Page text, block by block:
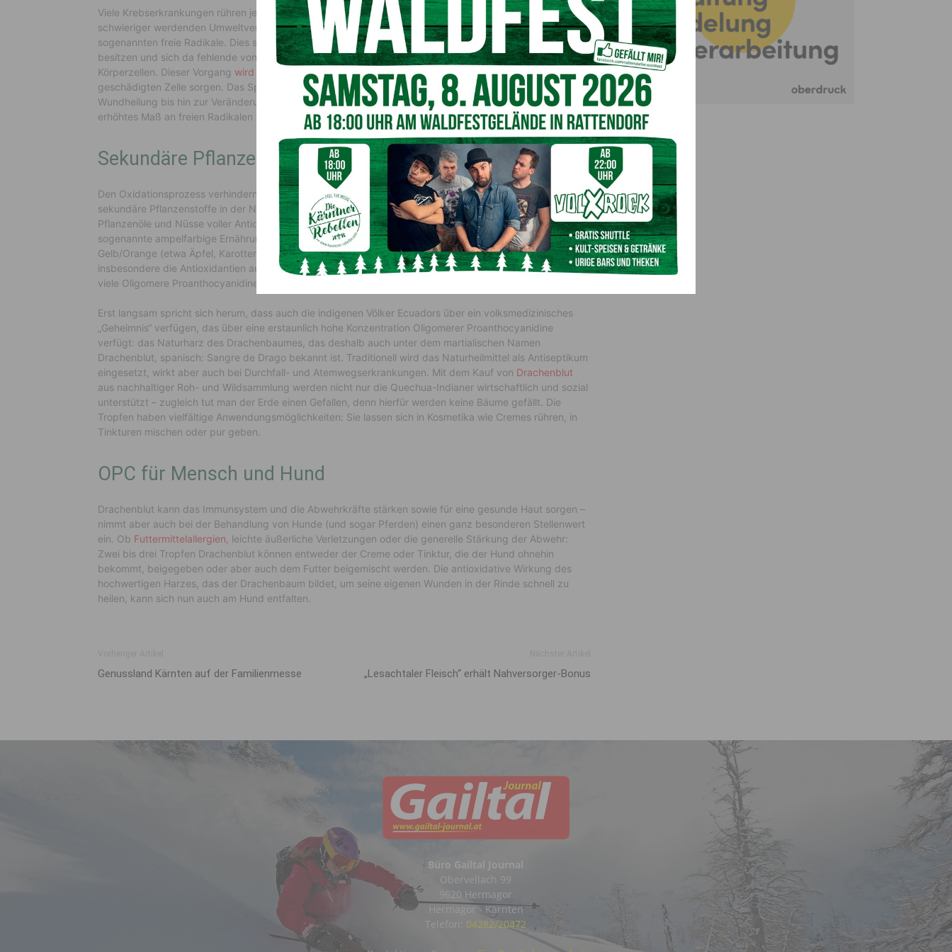
Viele Krebserkrankungen rühren jedoch nicht (nur) vom Lebensstil her, sondern auch von immer
schwieriger werdenden Umweltverhältnissen. Gefürchtet sind in diesem Zusammenhang vor allem die
sogenannten freie Radikale. Dies sind reaktionsfreudige Moleküle, die nur ein ungepaartes Elektron
besitzen und sich da fehlende von einem potenziellen Reaktionspartner „stehlen“ – leider vor allem von
Körperzellen. Dieser Vorgang wird als Oxidation bezeichnetund kann für eine Degeneration der so
geschädigten Zelle sorgen. Das Spektrum reicht von vorzeitiger Hautalterung über verlangsamte
Wundheilung bis hin zur Veränderung des Erbguts der Zelle. Kein Wunder, dass viele Krebszellen ein
erhöhtes Maß an freien Radikalen aufweisen.
Sekundäre Pflanzenstoffe als potentes Antioxidans
Den Oxidationsprozess verhindern können sogenannte Antioxidantien. Diese Stoffe finden sich als
sekundäre Pflanzenstoffe in der Natur. So beispielsweise stecken Obst, Gemüse, Hülsenfrüchte,
Pflanzenöle und Nüsse voller Antioxidantien. Beim Menschen gilt schon lange die Empfehlung, auf eine
sogenannte ampelfarbige Ernährung zu achten. Also täglich Grün (etwa Spinat, Trauben), gepaart mit
Gelb/Orange (etwa Äpfel, Karotten) und Rot (Tomaten, Beeren) zu sich zu nehmen. Dabei haben sich
insbesondere die Antioxidantien aus Trauben hervorgetan. In diesen stecken nämlich überdurchschnittlich
viele Oligomere Proanthocyanidine, kurz OPC. Diese hat auch die Kosmetikindustrie für sich entdeckt.
Erst langsam spricht sich herum, dass auch die indigenen Völker Ecuadors über ein volksmedizinisches
„Geheimnis“ verfügen, das über eine erstaunlich hohe Konzentration Oligomerer Proanthocyanidine
verfügt: das Naturharz des Drachenbaumes, das deshalb auch unter dem martialischen Namen
Drachenblut, spanisch: Sangre de Drago bekannt ist. Traditionell wird das Naturheilmittel als Antiseptikum
eingesetzt, wirkt aber auch bei Durchfall- und Atemwegserkrankungen. Mit dem Kauf von Drachenblut
aus nachhaltiger Roh- und Wildsammlung werden nicht nur die Quechua-Indianer wirtschaftlich und sozial
unterstützt – zugleich tut man der Erde einen Gefallen, denn hierfür werden keine Bäume gefällt. Die
Tropfen haben vielfältige Anwendungsmöglichkeiten: Sie lassen sich in Kosmetika wie Cremes rühren, in
Tinkturen mischen oder pur geben.
OPC für Mensch und Hund
Drachenblut kann das Immunsystem und die Abwehrkräfte stärken sowie für eine gesunde Haut sorgen –
nimmt aber auch bei der Behandlung von Hunde (und sogar Pferden) einen ganz besonderen Stellenwert
ein. Ob Futtermittelallergien , leichte äußerliche Verletzungen oder die generelle Stärkung der Abwehr:
Zwei bis drei Tropfen Drachenblut können entweder der Creme oder Tinktur, die der Hund ohnehin
bekommt, beigegeben oder aber auch dem Futter beigemischt werden. Die antioxidative Wirkung des
hochwertigen Harzes, das der Drachenbaum bildet, um seine eigenen Wunden in der Rinde schnell zu
heilen, kann sich nun auch am Hund entfalten.
Genussland Kärnten auf der Familienmesse „Lesachtaler Fleisch“ erhält Nahversorger-Bonus
Büro Gailtal Journal
Obervellach 99
9620 Hermagor
Hermagor - Kärnten
Telefon: 04282/20472